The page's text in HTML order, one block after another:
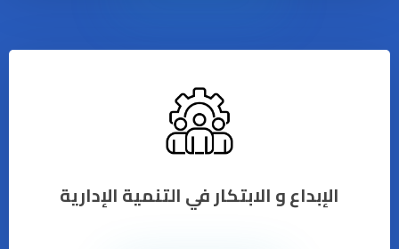
الإبداع و الابتكار في التنمية الإدارية